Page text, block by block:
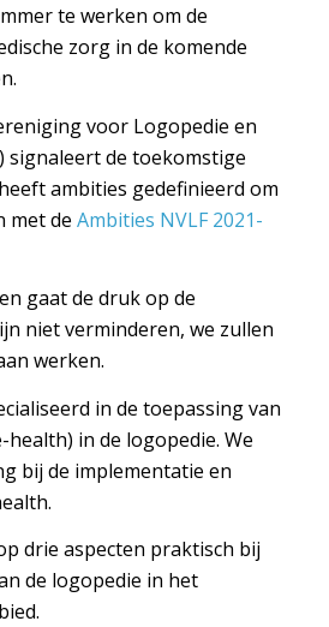
te werken om de
zorg in de komende
voor Logopedie en
signaleert de toekomstige
ambities gedefinieerd om
met de Ambities NVLF 2021-
gaat de druk op de
niet verminderen, we zullen
werken.
in de toepassing van
health) in de logopedie. We
bij de implementatie en
drie aspecten praktisch bij
de logopedie in het